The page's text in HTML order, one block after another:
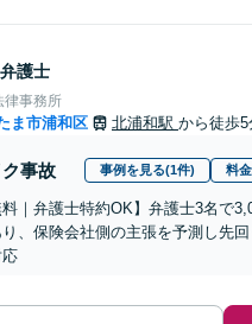
弁護士
律事務所
ま市浦和区 北浦和駅 から徒歩5
事故 事例を見る(1件) 料
料｜弁護士特約OK】弁護士3名で
、保険会社側の主張を予測し先